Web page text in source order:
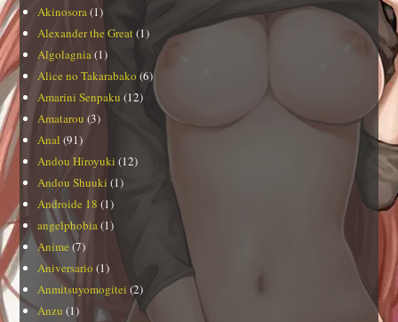
Akinosora (1)
Alexander the Great (1)
Algolagnia (1)
Alice no Takarabako (6)
Amarini Senpaku (12)
Amatarou (3)
Anal (91)
Andou Hiroyuki (12)
Andou Shuuki (1)
Androide 18 (1)
angelphobia (1)
Anime(7)
Aniversario (1)
Anmitsuyomogitei (2)
Anzu (1)